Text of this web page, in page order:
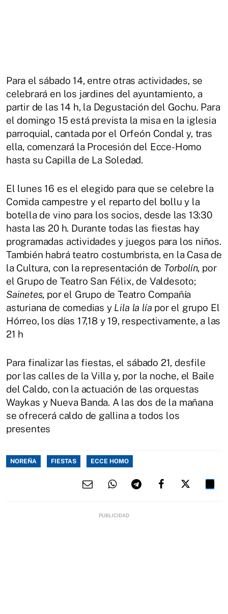
Para el sábado 14, entre otras actividades, se
celebrará en los jardines del ayuntamiento, a
partir de las 14 h, la Degustación del Gochu. Para
el domingo 15 está prevista la misa en la iglesia
parroquial, cantada por el Orfeón Condal y, tras
ella, comenzará la Procesión del Ecce-Homo
hasta su Capilla de La Soledad.
El lunes 16 es el elegido para que se celebre la
Comida campestre y el reparto del bollu y la
botella de vino para los socios, desde las 13:30
hasta las 20 h. Durante todas las fiestas hay
programadas actividades y juegos para los niños.
También habrá teatro costumbrista, en la Casa de
la Cultura, con la representación de Torbolín, por
el Grupo de Teatro San Félix, de Valdesoto;
Sainetes, por el Grupo de Teatro Compañía
asturiana de comedias y Lila la lía por el grupo El
Hórreo, los días 17,18 y 19, respectivamente, a las
21 h
Para finalizar las fiestas, el sábado 21, desfile
por las calles de la Villa y, por la noche, el Baile
del Caldo, con la actuación de las orquestas
Waykas y Nueva Banda. A las dos de la mañana
se ofrecerá caldo de gallina a todos los
presentes
NOREÑA FIESTAS ECCE HOMO